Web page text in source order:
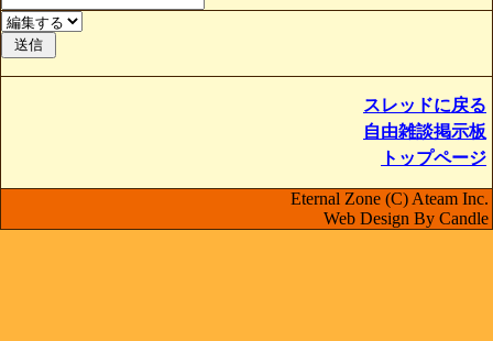
スレッドに戻る
自由雑談掲示板
トップページ
Eternal Zone (C) Ateam Inc.
Web Design By Candle